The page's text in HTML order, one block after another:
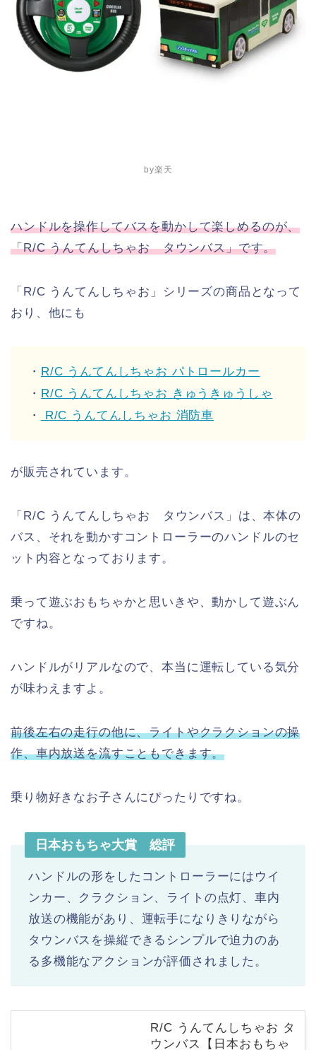
by楽天
ハンドルを操作してバスを動かして楽しめるのが、
「R/C うんてんしちゃお タウンバス」です。
「R/C うんてんしちゃお」シリーズの商品となって
おり、他にも
・ R/C うんてんしちゃお パトロールカー
・ R/C うんてんしちゃお きゅうきゅうしゃ
・
R/C うんてんしちゃお 消防車
が販売されています。
「R/C うんてんしちゃお タウンバス」は、本体の
バス、それを動かすコントローラーのハンドルのセ
ット内容となっております。
乗って遊ぶおもちゃかと思いきや、動かして遊ぶん
ですね。
ハンドルがリアルなので、本当に運転している気分
が味わえますよ。
前後左右の走行の他に、ライトやクラクションの操
作、車内放送を流すこともできます。
乗り物好きなお子さんにぴったりですね。
日本おもちゃ大賞 総評
ハンドルの形をしたコントローラーにはウイ
ンカー、クラクション、ライトの点灯、車内
放送の機能があり、運転手になりきりながら
タウンバスを操縦できるシンプルで迫力のあ
る多機能なアクションが評価されました。
R/C うんてんしちゃお タ
ウンバス【日本おもちゃ